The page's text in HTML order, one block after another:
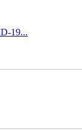
19...